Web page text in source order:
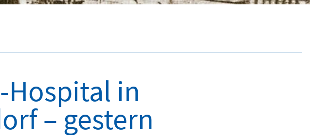
Hospital in
– gestern